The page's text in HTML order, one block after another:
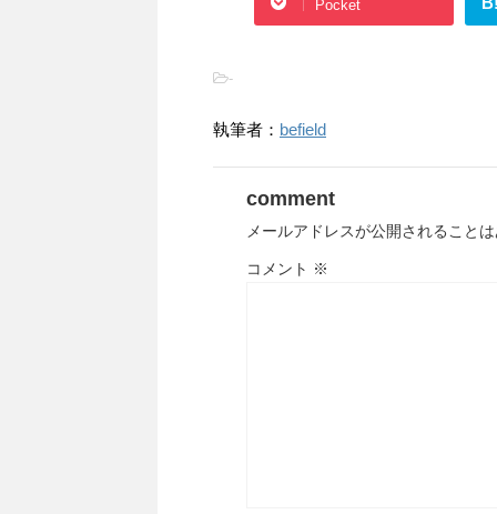
Pocket
-
執筆者： befield
comment
メールアドレスが公開されることは
コメント ※